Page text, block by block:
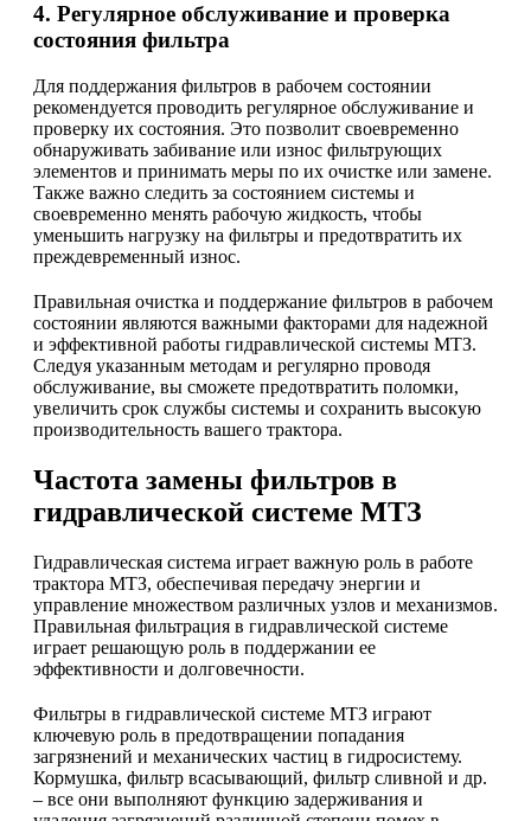
4. Регулярное обслуживание и проверка
состояния фильтра
Для поддержания фильтров в рабочем состоянии
рекомендуется проводить регулярное обслуживание и
проверку их состояния. Это позволит своевременно
обнаруживать забивание или износ фильтрующих
элементов и принимать меры по их очистке или замене.
Также важно следить за состоянием системы и
своевременно менять рабочую жидкость, чтобы
уменьшить нагрузку на фильтры и предотвратить их
преждевременный износ.
Правильная очистка и поддержание фильтров в рабочем
состоянии являются важными факторами для надежной
и эффективной работы гидравлической системы МТЗ.
Следуя указанным методам и регулярно проводя
обслуживание, вы сможете предотвратить поломки,
увеличить срок службы системы и сохранить высокую
производительность вашего трактора.
Частота замены фильтров в
гидравлической системе МТЗ
Гидравлическая система играет важную роль в работе
трактора МТЗ, обеспечивая передачу энергии и
управление множеством различных узлов и механизмов.
Правильная фильтрация в гидравлической системе
играет решающую роль в поддержании ее
эффективности и долговечности.
Фильтры в гидравлической системе МТЗ играют
ключевую роль в предотвращении попадания
загрязнений и механических частиц в гидросистему.
Кормушка, фильтр всасывающий, фильтр сливной и др.
– все они выполняют функцию задерживания и